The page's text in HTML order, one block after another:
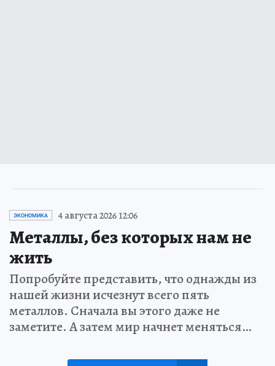
ЭКОНОМИКА 4 августа 2026 12:06
Металлы, без которых нам не
жить
Попробуйте представить, что однажды из
нашей жизни исчезнут всего пять
металлов. Сначала вы этого даже не
заметите. А затем мир начнет меняться…